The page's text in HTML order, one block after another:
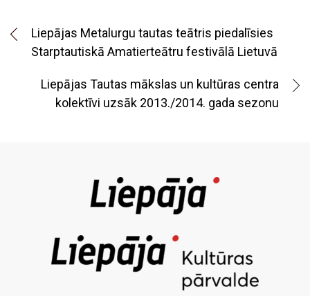
Liepājas Metalurgu tautas teātris piedalīsies
Starptautiskā Amatierteātru festivālā Lietuvā
Liepājas Tautas mākslas un kultūras centra
kolektīvi uzsāk 2013./2014. gada sezonu